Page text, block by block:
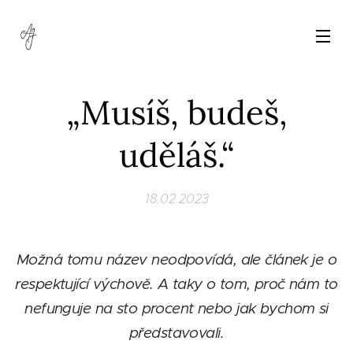
„Musíš, budeš,
uděláš.“
18.02.2023
Možná tomu název neodpovídá, ale článek je o
respektující výchově. A taky o tom, proč nám to
nefunguje na sto procent nebo jak bychom si
představovali.